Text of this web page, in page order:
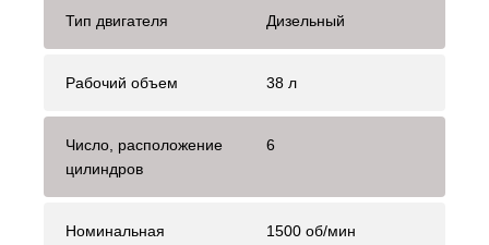
Тип двигателя Дизельный
Рабочий объем 38 л
Число, расположение
цилиндров
6
Номинальная
1500 об/мин